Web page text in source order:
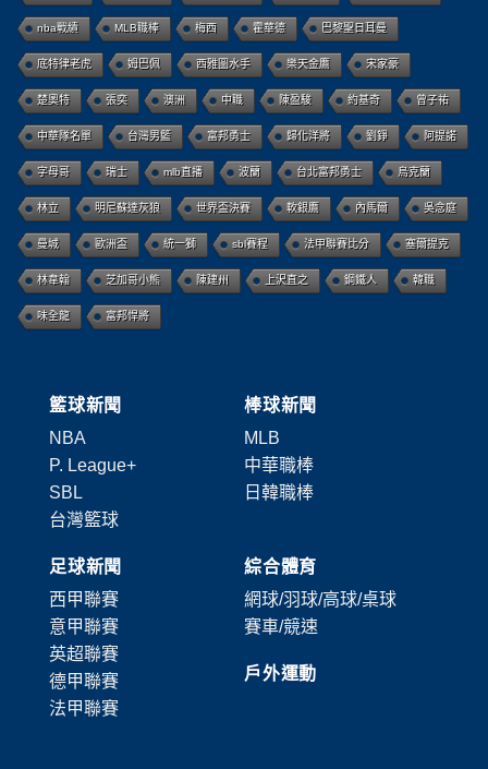
nba戰績 MLB職棒 梅西 霍華德 巴黎聖日耳曼
底特律老虎 姆巴佩 西雅圖水手 樂天金鷹 宋家豪
楚奧特 張奕 澳洲 中職 陳盈駿 約基奇 曾子祐
中華隊名單 台灣男籃 富邦勇士 歸化洋將 劉錚 阿提諾
字母哥 瑞士 mlb直播 波蘭 台北富邦勇士 烏克蘭
林立 明尼蘇達灰狼 世界盃決賽 軟銀鷹 內馬爾 吳念庭
曼城 歐洲盃 統一獅 sbl賽程 法甲聯賽比分 塞爾提克
林韋翰 芝加哥小熊 陳建州 上沢直之 鋼鐵人 韓職
味全龍 富邦悍將
籃球新聞
NBA
P. League+
SBL
台灣籃球
棒球新聞
MLB
中華職棒
日韓職棒
足球新聞
西甲聯賽
意甲聯賽
英超聯賽
德甲聯賽
法甲聯賽
綜合體育
網球/羽球/高球/桌球
賽車/競速
戶外運動